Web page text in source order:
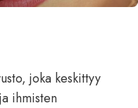
joka keskittyy
ihmisten